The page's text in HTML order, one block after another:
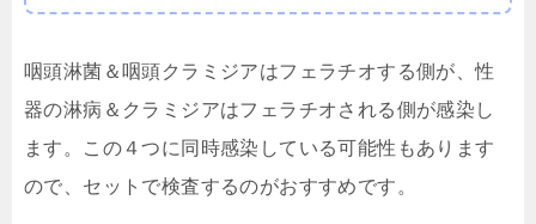
咽頭淋菌＆咽頭クラミジアはフェラチオする側が、性
器の淋病＆クラミジアはフェラチオされる側が感染し
ます。この４つに同時感染している可能性もあります
ので、セットで検査するのがおすすめです。